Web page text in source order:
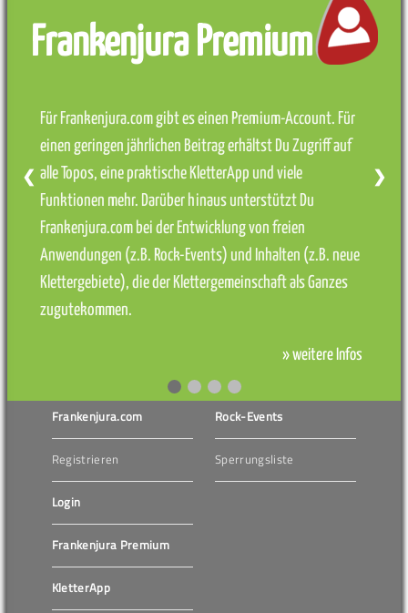
Frankenjura Premium
Für Frankenjura.com gibt es einen Premium-Account. Für
einen geringen jährlichen Beitrag erhältst Du Zugriff auf
alle Topos, eine praktische KletterApp und viele
Funktionen mehr. Darüber hinaus unterstützt Du
Frankenjura.com bei der Entwicklung von freien
Anwendungen (z.B. Rock-Events) und Inhalten (z.B. neue
Klettergebiete), die der Klettergemeinschaft als Ganzes
zugutekommen.
» weitere Infos
❮ ❯
Frankenjura.com
Registrieren
Login
Frankenjura Premium
KletterApp
Rock-Events
Sperrungsliste